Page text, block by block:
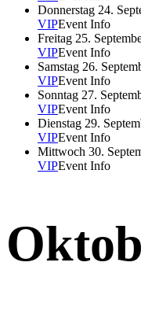
Donnerstag 24.
VIPEvent Info
Freitag 25.
VIPEvent Info
Samstag 26.
VIPEvent Info
Sonntag 27.
VIPEvent Info
Dienstag 29.
VIPEvent Info
Mittwoch 30.
VIPEvent Info